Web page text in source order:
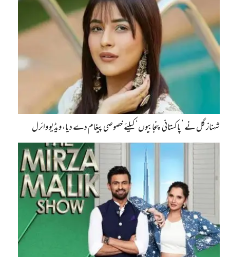
شہناز گل نے ’پاکستانی پنجابیوں‘ کیلئے خصوصی پیغام دے دیا، ویڈیو وائرل